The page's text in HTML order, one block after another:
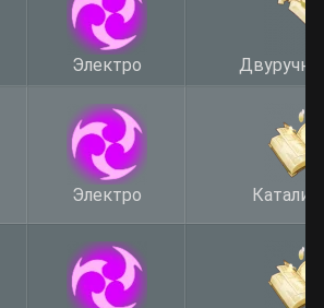
Электро
Электро